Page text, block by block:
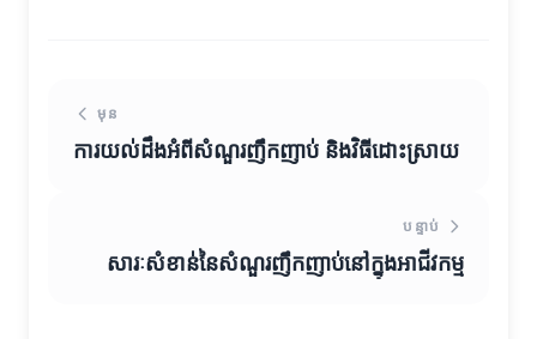
មុន
ការយល់ដឹងអំពីសំណួរញឹកញាប់ និងវិធីដោះស្រាយ
បន្ទាប់
សារៈសំខាន់នៃសំណួរញឹកញាប់នៅក្នុងអាជីវកម្ម